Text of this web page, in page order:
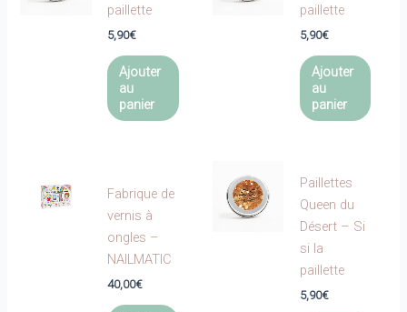
paillette
5,90€
Ajouter
au
panier
paillette
5,90€
Ajouter
au
panier
Fabrique de
vernis à
ongles –
NAILMATIC
40,00€
Paillettes
Queen du
Désert – Si
si la
paillette
5,90€